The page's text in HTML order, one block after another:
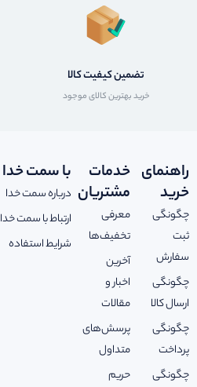
تضمین کیفیت کالا
خرید بهترین کالای موجود
راهنمای
خرید
چگونگی
ثبت
سفارش
چگونگی
ارسال کالا
چگونگی
پرداخت
چگونگی
خدمات
مشتریان
معرفی
تخفیف‌ها
آخرین
اخبار و
مقالات
پرسش‌های
متداول
حریم
با سمت خدا
درباره سمت خدا
ارتباط با سمت خدا
شرایط استفاده